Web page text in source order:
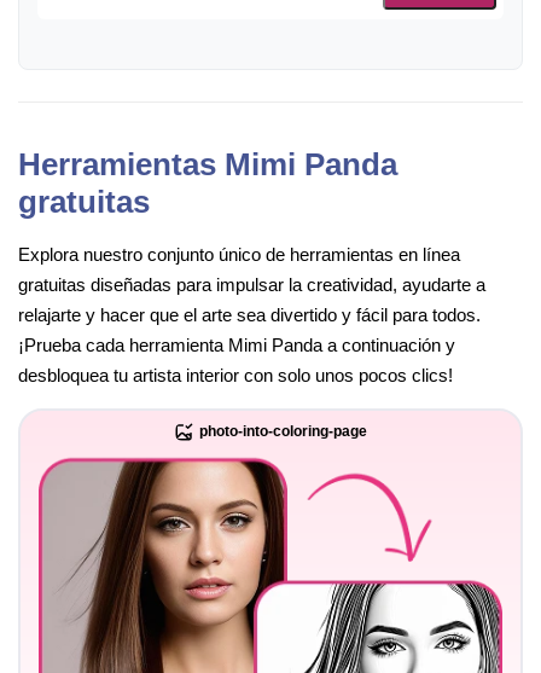
Herramientas Mimi Panda
gratuitas
Explora nuestro conjunto único de herramientas en línea
gratuitas diseñadas para impulsar la creatividad, ayudarte a
relajarte y hacer que el arte sea divertido y fácil para todos.
¡Prueba cada herramienta Mimi Panda a continuación y
desbloquea tu artista interior con solo unos pocos clics!
photo-into-coloring-page